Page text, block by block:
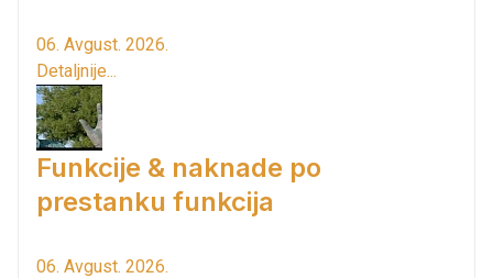
06. Avgust. 2026.
Detaljnije...
Funkcije & naknade po
prestanku funkcija
06. Avgust. 2026.